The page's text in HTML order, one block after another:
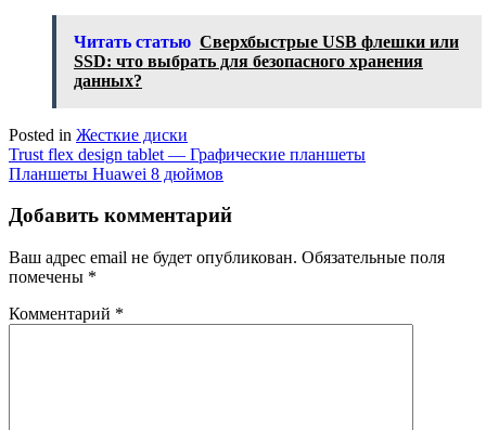
Читать статью Сверхбыстрые USB флешки или
SSD: что выбрать для безопасного хранения
данных?
Posted in Жесткие диски
Навигация
по
записям
Trust flex design tablet — Графические планшеты
Планшеты Huawei 8 дюймов
Добавить комментарий
Ваш адрес email не будет опубликован. Обязательные поля
помечены *
Комментарий *